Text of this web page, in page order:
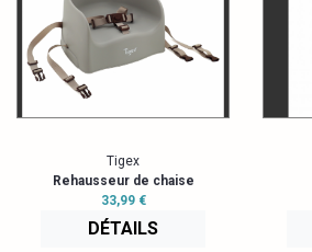
Tigex
Rehausseur de chaise
33,99 €
DÉTAILS